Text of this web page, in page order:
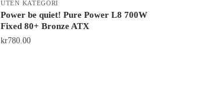
UTEN KATEGORI
Power be quiet! Pure Power L8 700W
Fixed 80+ Bronze ATX
kr780.00